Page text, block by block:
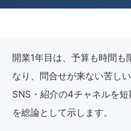
開業1年目は、予算も時間
なり、問合せが来ない苦し
SNS・紹介の4チャネルを
を総論として示します。